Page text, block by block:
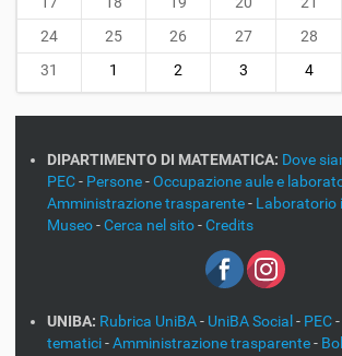
8
24
25 26 27 28
31
1 2 3 4
DIPARTIMENTO DI MATEMATICA: Dove
PEC- Persone-Occupazione aule e
Amministrazione trasparente- Laboratorio
Museo-Cerca nel sito-Credits
UNIBA: Rubrica UniBA- UniBA Social - PEC-
tematici-Amministrazione trasparente-